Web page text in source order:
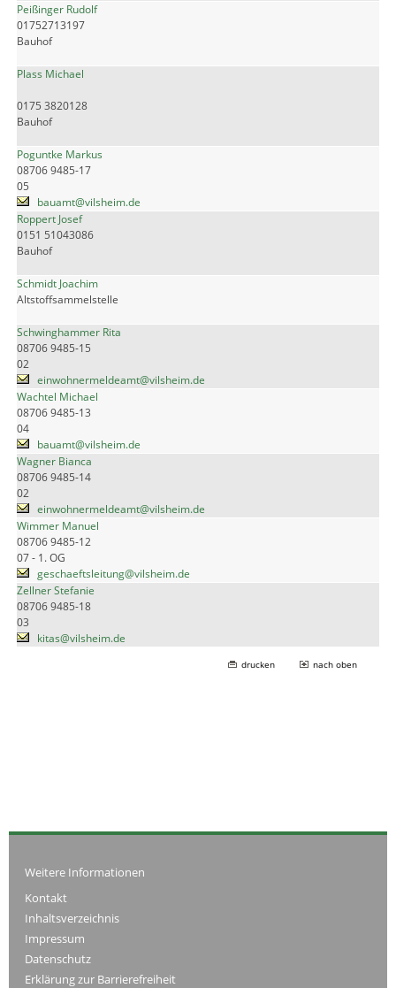
Peißinger Rudolf
01752713197
Bauhof
Plass Michael
0175 3820128
Bauhof
Poguntke Markus
08706 9485-17
05
bauamt@vilsheim.de
Roppert Josef
0151 51043086
Bauhof
Schmidt Joachim
Altstoffsammelstelle
Schwinghammer Rita
08706 9485-15
02
einwohnermeldeamt@vilsheim.de
Wachtel Michael
08706 9485-13
04
bauamt@vilsheim.de
Wagner Bianca
08706 9485-14
02
einwohnermeldeamt@vilsheim.de
Wimmer Manuel
08706 9485-12
07 - 1. OG
geschaeftsleitung@vilsheim.de
Zellner Stefanie
08706 9485-18
03
kitas@vilsheim.de
drucken nach oben
Weitere Informationen
Kontakt
Inhaltsverzeichnis
Impressum
Datenschutz
Erklärung zur Barrierefreiheit